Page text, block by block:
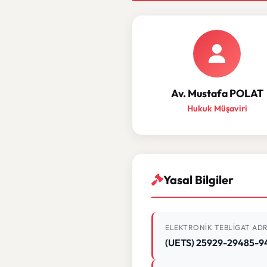
Av. Mustafa POLAT
Hukuk Müşaviri
Yasal Bilgiler
ELEKTRONIK TEBLIGAT
(UETS) 25929-29485-